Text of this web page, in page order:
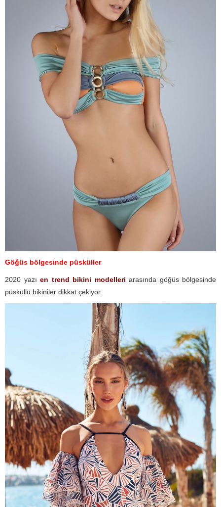
Göğüs bölgesinde püsküller
2020 yazı en trend bikini modelleri arasında göğüs bölgesinde
püsküllü bikiniler dikkat çekiyor.